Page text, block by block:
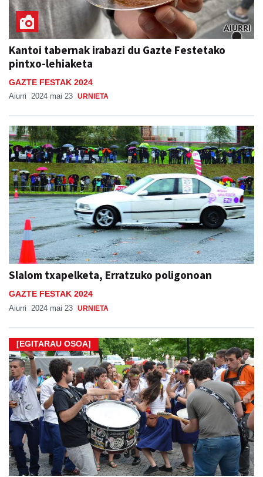
Kantoi tabernak irabazi du Gazte Festetako
pintxo-lehiaketa
GAZTE FESTAK 2024
Aiurri 2024 mai 23 URNIETA
Slalom txapelketa, Erratzuko poligonoan
GAZTE FESTAK 2024
Aiurri 2024 mai 23 URNIETA
[EGITARAU OSOA]